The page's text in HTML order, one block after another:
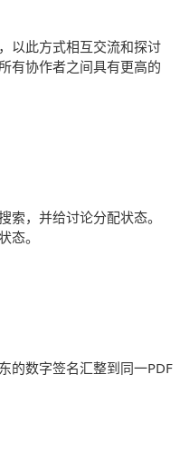
以此方式相互交流和探讨
有协作者之间具有更高的
，并给讨论分配状态。
态。
的数字签名汇整到同一PDF